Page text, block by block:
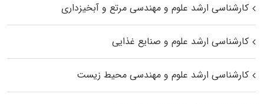
کارشناسی ارشد علوم و مهندسی مرتع و آبخیزداری
کارشناسی ارشد علوم و صنایع غذایی
کارشناسی ارشد علوم و مهندسی محیط زیست